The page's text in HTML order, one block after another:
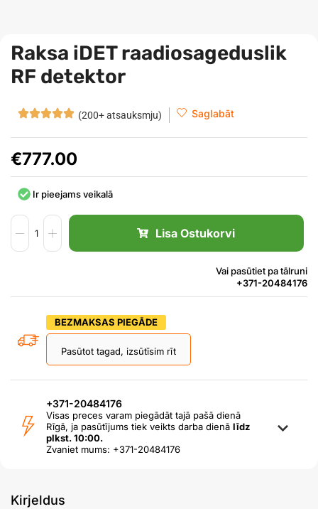
Raksa iDET raadiosageduslik
RF detektor
(200+ atsauksmju) Saglabāt
€777.00
Ir pieejams veikalā
Lisa Ostukorvi
Vai pasūtiet pa tālruni
+371-20484176
BEZMAKSAS PIEGĀDE
Pasūtot tagad, izsūtīsim rīt
+371-20484176
Visas preces varam piegādāt tajā pašā dienā
Rīgā, ja pasūtījums tiek veikts darba dienā līdz
plkst. 10:00.
Zvaniet mums: +371-20484176
Kirjeldus